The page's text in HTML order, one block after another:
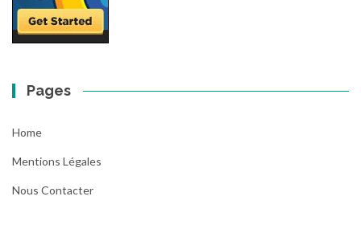
Pages
Home
Mentions Légales
Nous Contacter